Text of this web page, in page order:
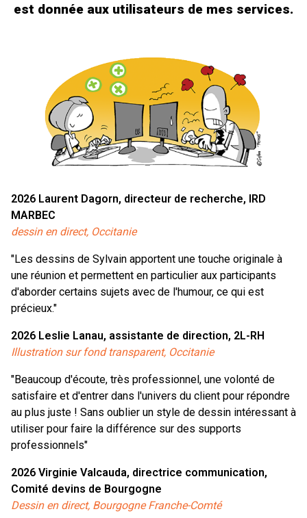
est donnée aux utilisateurs de mes services.
2026 Laurent Dagorn, directeur de recherche, IRD
MARBEC
dessin en direct, Occitanie
"Les dessins de Sylvain apportent une touche originale à
une réunion et permettent en particulier aux participants
d'aborder certains sujets avec de l'humour, ce qui est
précieux."
2026 Leslie Lanau, assistante de direction, 2L-RH
Illustration sur fond transparent, Occitanie
"Beaucoup d'écoute, très professionnel, une volonté de
satisfaire et d'entrer dans l'univers du client pour répondre
au plus juste ! Sans oublier un style de dessin intéressant à
utiliser pour faire la différence sur des supports
professionnels"
2026 Virginie Valcauda, directrice communication,
Comité devins de Bourgogne
Dessin en direct, Bourgogne Franche-Comté